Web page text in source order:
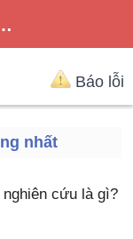
vấn đề văn hóa truyền thống Việt Nam)
Báo lỗi
nhất
cứu là gì?